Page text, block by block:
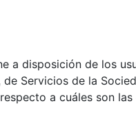
a disposición de los
Servicios de la
a cuáles son